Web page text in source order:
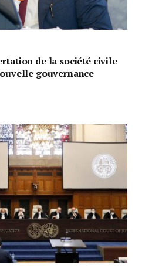
de la société civile
gouvernance